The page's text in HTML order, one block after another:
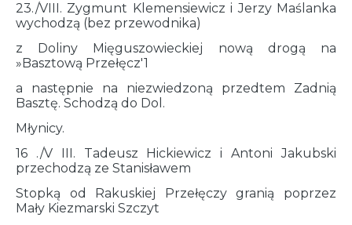
23./VIII. Zygmunt Klemensiewicz i Jerzy Maślanka
wychodzą (bez przewodnika)
z Doliny Mięguszowieckiej nową drogą na
»Basztową Przełęcz'1
a następnie na niezwiedzoną przedtem Zadnią
Basztę. Schodzą do Dol.
Młynicy.
16 ./V III. Tadeusz Hickiewicz i Antoni Jakubski
przechodzą ze Stanisławem
Stopką od Rakuskiej Przełęczy granią poprzez
Mały Kiezmarski Szczyt